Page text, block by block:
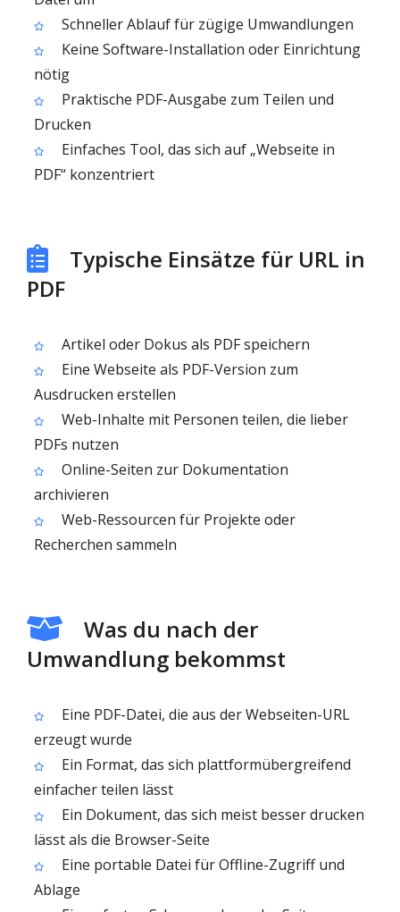
Schneller Ablauf für zügige Umwandlungen
Keine Software-Installation oder Einrichtung
nötig
Praktische PDF-Ausgabe zum Teilen und
Drucken
Einfaches Tool, das sich auf „Webseite in
PDF“ konzentriert
Typische Einsätze für URL in
PDF
Artikel oder Dokus als PDF speichern
Eine Webseite als PDF-Version zum
Ausdrucken erstellen
Web-Inhalte mit Personen teilen, die lieber
PDFs nutzen
Online-Seiten zur Dokumentation
archivieren
Web-Ressourcen für Projekte oder
Recherchen sammeln
Was du nach der
Umwandlung bekommst
Eine PDF-Datei, die aus der Webseiten-URL
erzeugt wurde
Ein Format, das sich plattformübergreifend
einfacher teilen lässt
Ein Dokument, das sich meist besser drucken
lässt als die Browser-Seite
Eine portable Datei für Offline-Zugriff und
Ablage